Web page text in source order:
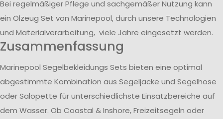
Bei regelmäßiger Pflege und sachgemäßer Nutzung kann
ein Ölzeug Set von Marinepool, durch unsere Technologien
und Materialverarbeitung, viele Jahre eingesetzt werden.
Zusammenfassung
Marinepool Segelbekleidungs Sets bieten eine optimal
abgestimmte Kombination aus Segeljacke und Segelhose
oder Salopette für unterschiedlichste Einsatzbereiche auf
dem Wasser. Ob Coastal & Inshore, Freizeitsegeln oder